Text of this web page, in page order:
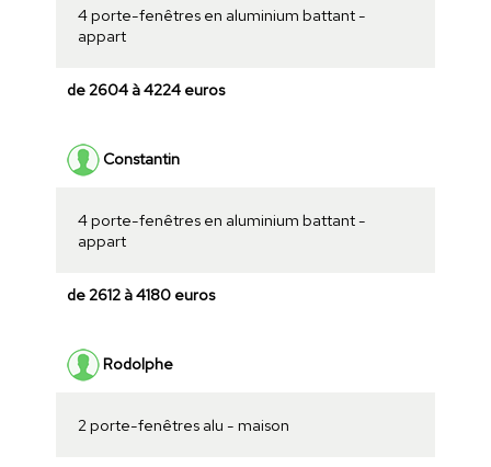
4 porte-fenêtres en aluminium battant -
appart
de 2604 à 4224 euros
Constantin
4 porte-fenêtres en aluminium battant -
appart
de 2612 à 4180 euros
Rodolphe
2 porte-fenêtres alu - maison